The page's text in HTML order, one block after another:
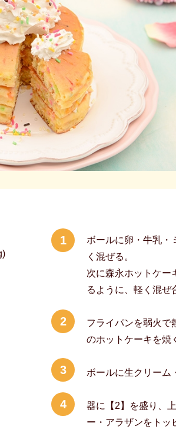
1
ボールに卵・牛乳・
く混ぜる。
次に森永ホットケー
るように、軽く混ぜ
2
フライパンを弱火で
のホットケーキを焼
3 ボールに生クリーム
4
器に【2】を盛り、
ー・アラザンをトッ